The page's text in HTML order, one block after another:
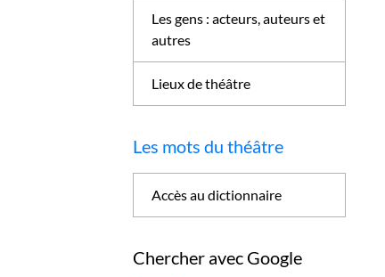
Les gens : acteurs, auteurs et
autres
Lieux de théâtre
Les mots du théâtre
Accès au dictionnaire
Chercher avec Google